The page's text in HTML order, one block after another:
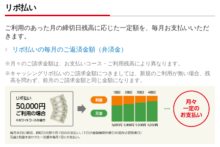
リボ払い
ご利用のあった月の締切日残高に応じた一定額を、毎月お支払いいただ
きます。
リボ払いの毎月のご返済金額（弁済金）
月々のご請求金額は、お支払いコース・ご利用残高により異なります。
キャッシングリボ払いのご請求金額につきましては、新規のご利用が無い場合、残
高を問わず、前月のご請求金額と同じ金額になります。